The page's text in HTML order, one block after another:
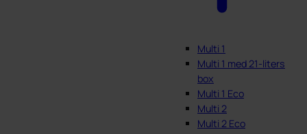
Multi 1
Multi 1 med 21-liters
box
Multi 1 Eco
Multi 2
Multi 2 Eco